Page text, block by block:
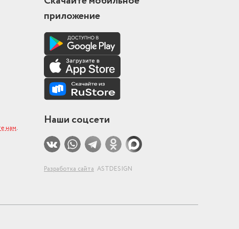
нам.
приложение
Наши соцсети
Разработка сайта ASTDESIGN